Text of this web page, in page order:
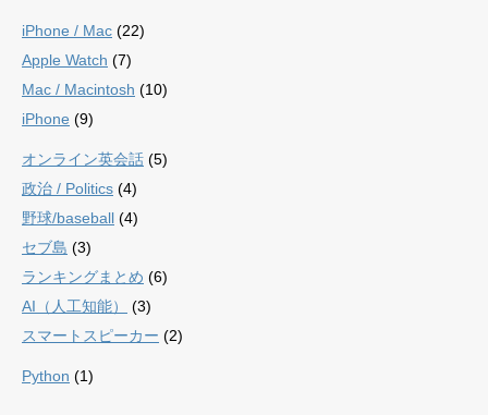
iPhone / Mac (22)
Apple Watch (7)
Mac / Macintosh (10)
iPhone (9)
オンライン英会話 (5)
政治 / Politics (4)
野球/baseball (4)
セブ島 (3)
ランキングまとめ (6)
AI（人工知能）
(3)
スマートスピーカー (2)
Python (1)